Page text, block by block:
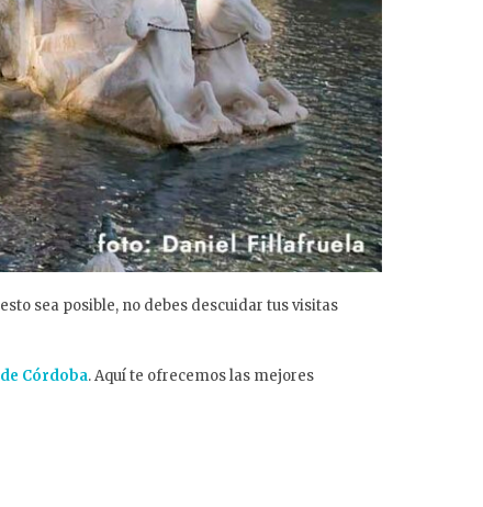
sea posible, no debes descuidar tus visitas
Córdoba. Aquí te ofrecemos las mejores